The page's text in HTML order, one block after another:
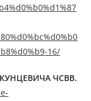
16/
ЧСВВ.